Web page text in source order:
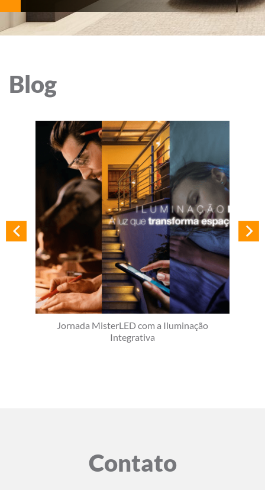
Blog
Jornada MisterLED com a Iluminação
Integrativa
Contato